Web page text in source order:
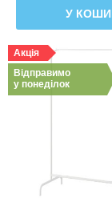
У
Акція
Відправимо
у понеділок